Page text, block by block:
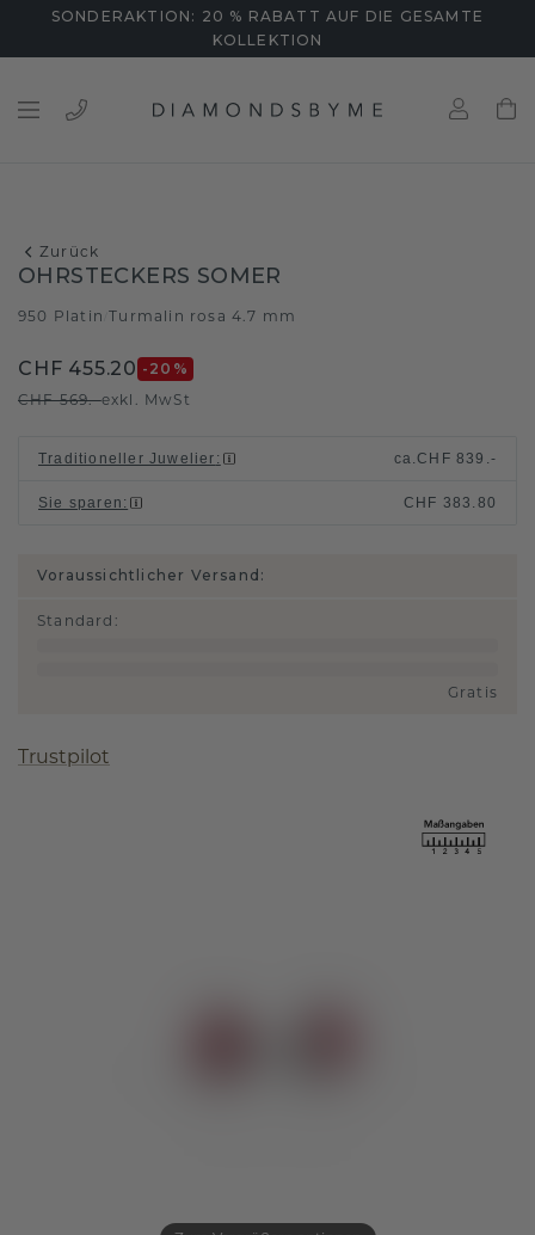
SONDERAKTION: 20 % RABATT AUF DIE GESAMTE
KOLLEKTION
Zurück
OHRSTECKERS SOMER
950 Platin Turmalin rosa 4.7 mm
CHF 455.20 -20 %
CHF 569.-exkl. MwSt
Traditioneller Juwelier : ca.CHF 839.-
Sie sparen : CHF 383.80
Voraussichtlicher Versand:
Standard :
Gratis
Trustpilot